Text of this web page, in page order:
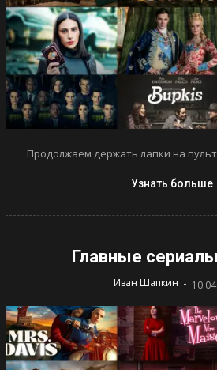
Продолжаем держать лапки на
Узнать больше
Главные
Иван Шапкин -